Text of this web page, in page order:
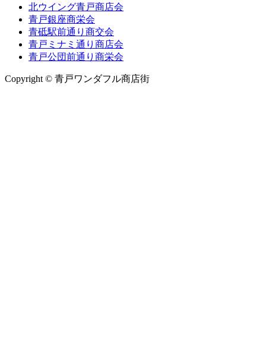
北ウイング青戸商店会
青戸銀座商栄会
青砥駅前通り商交会
青戸ミナミ通り商店会
青戸公団前通り商栄会
Copyright © 青戸ワンダフル商店街